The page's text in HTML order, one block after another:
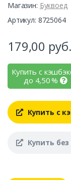
Магазин: Буквоед
Артикул: 8725064
179,00 руб.
Купить с
до 4,50%
Купить с
Купить